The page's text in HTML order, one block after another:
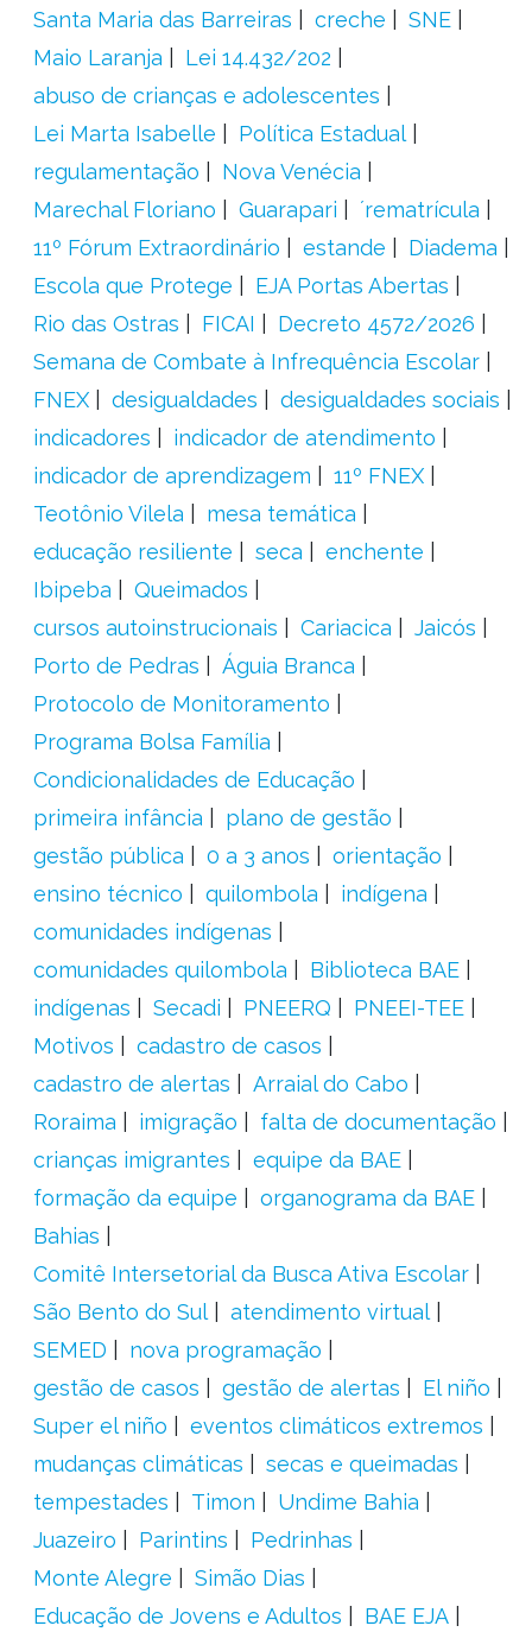
Santa Maria das Barreiras
creche
SNE
Maio Laranja
Lei 14.432/202
abuso de crianças e adolescentes
Lei Marta Isabelle
Política Estadual
regulamentação
Nova Venécia
Marechal Floriano
Guarapari
´rematrícula
11º Fórum Extraordinário
estande
Diadema
Escola que Protege
EJA Portas Abertas
Rio das Ostras
FICAI
Decreto 4572/2026
Semana de Combate à Infrequência Escolar
FNEX
desigualdades
desigualdades sociais
indicadores
indicador de atendimento
indicador de aprendizagem
11º FNEX
Teotônio Vilela
mesa temática
educação resiliente
seca
enchente
Ibipeba
Queimados
cursos autoinstrucionais
Cariacica
Jaicós
Porto de Pedras
Águia Branca
Protocolo de Monitoramento
Programa Bolsa Família
Condicionalidades de Educação
primeira infância
plano de gestão
gestão pública
0 a 3 anos
orientação
ensino técnico
quilombola
indígena
comunidades indígenas
comunidades quilombola
Biblioteca BAE
indígenas
Secadi PNEERQ
PNEEI-TEE
Motivos
cadastro de casos
cadastro de alertas
Arraial do Cabo
Roraima
imigração
falta de documentação
crianças imigrantes
equipe da BAE
formação da equipe
organograma da BAE
Bahias
Comitê Intersetorial da Busca Ativa Escolar
São Bento do Sul
atendimento virtual
SEMED
nova programação
gestão de casos
gestão de alertas
El niño
Super el niño
eventos climáticos extremos
mudanças climáticas
secas e queimadas
tempestades
Timon
Undime Bahia
Juazeiro
Parintins
Pedrinhas
Monte Alegre
Simão Dias
Educação de Jovens e Adultos
BAE EJA